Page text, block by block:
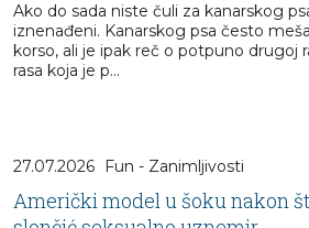
Ako do sada niste čuli za kanarskog
iznenađeni. Kanarskog psa često
korso, ali je ipak reč o potpuno drugoj
rasa koja je p...
27.07.2026 Fun - Zanimljivosti
Američki model u šoku nakon